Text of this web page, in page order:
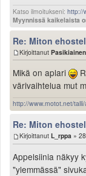
Tampereen sää
Turun sää
Oulun sää
Kuopion sää
Rovaniemen sää
MUUT
Paidat ja vaatteet
Suunnittele oma
Mainostus
Palaute
Kevytversio
Katso ilmoitukseni: http://
Myynnissä kaikelaista
Re: Miton
Kirjoittanut Pasikiainen
Mikä on aplari
värivaihtelua mut
http://www.motot.net/
Re: Miton
Kirjoittanut L_rppa »
Appelsiinia näkyy
"ylemmässä"